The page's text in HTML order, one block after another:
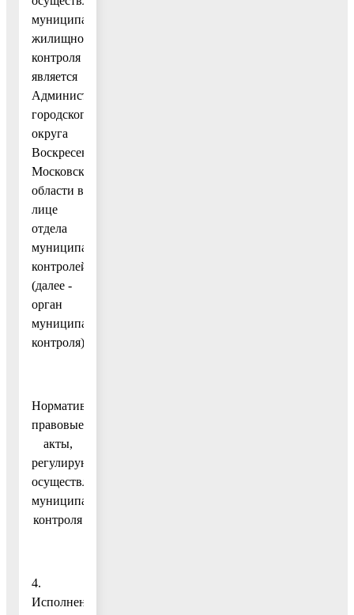
муниципального
жилищного
контроля
является
Администрация
городского
округа
Воскресенск
Московской
области в
лице
отдела
муниципальных
контролей
(далее -
орган
муниципального
контроля).
Нормативные
правовые
акты,
регулирующие
осуществление
муниципального
контроля
4.
Исполнение